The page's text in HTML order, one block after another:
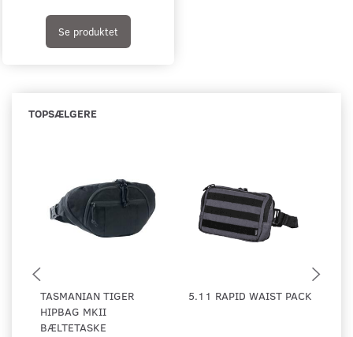
Se produktet
TOPSÆLGERE
TASMANIAN TIGER
HIPBAG MKII
BÆLTETASKE
5.11 RAPID WAIST PACK